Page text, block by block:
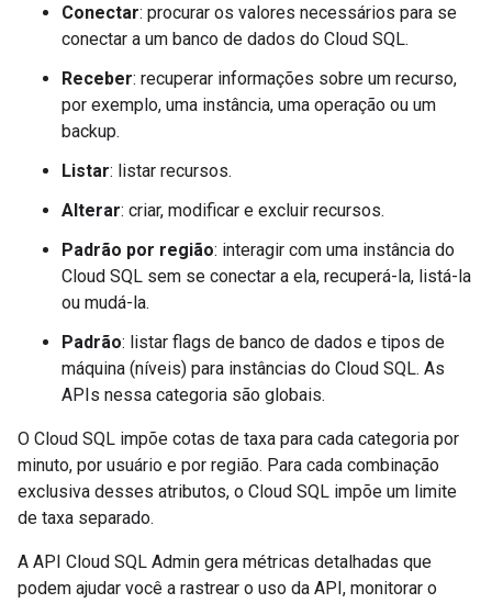
Conectar: procurar os valores necessários para se
conectar a um banco de dados do Cloud SQL.
Receber: recuperar informações sobre um recurso,
por exemplo, uma instância, uma operação ou um
backup.
Listar: listar recursos.
Alterar: criar, modificar e excluir recursos.
Padrão por região: interagir com uma instância do
Cloud SQL sem se conectar a ela, recuperá-la, listá-la
ou mudá-la.
Padrão: listar flags de banco de dados e tipos de
máquina (níveis) para instâncias do Cloud SQL. As
APIs nessa categoria são globais.
O Cloud SQL impõe cotas de taxa para cada categoria por
minuto, por usuário e por região. Para cada combinação
exclusiva desses atributos, o Cloud SQL impõe um limite
de taxa separado.
A API Cloud SQL Admin gera métricas detalhadas que
podem ajudar você a rastrear o uso da API, monitorar o